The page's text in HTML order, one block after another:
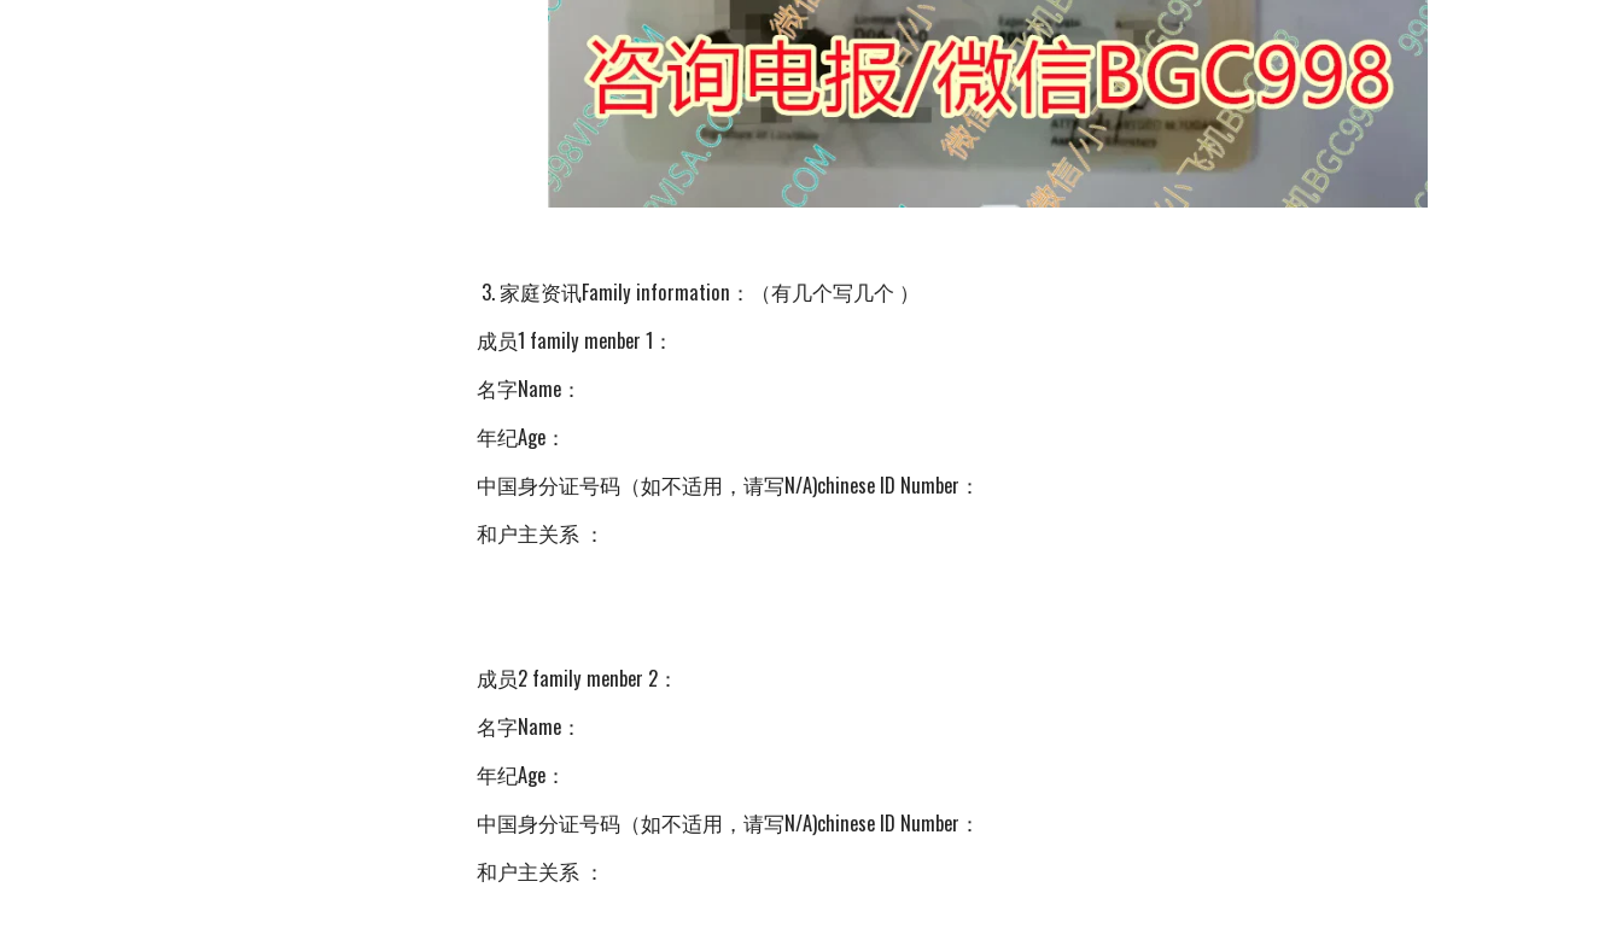
3. 家庭资讯Family information：（有几个写几个 ）
成员1 family menber 1：
名字Name：
年纪Age：
中国身分证号码（如不适用，请写N/A)chinese ID Number：
和户主关系 ：
成员2 family menber 2：
名字Name：
年纪Age：
中国身分证号码（如不适用，请写N/A)chinese ID Number：
和户主关系 ：